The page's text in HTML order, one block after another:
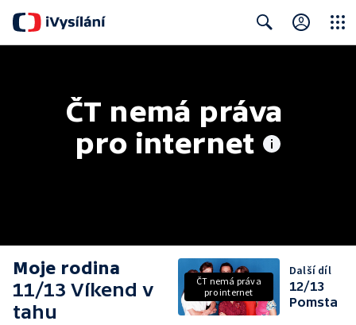
ČT nemá práva
pro internet
Moje rodina
11/13 Víkend v
tahu
ČT nemá práva
pro internet
Další díl
12/13
Pomsta